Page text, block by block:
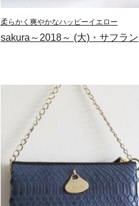
柔らかく爽やかなハッピーイエロー
sakura～2018～ (大)・サフラン